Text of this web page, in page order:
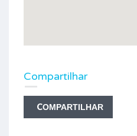
Compartilhar
COMPARTILHAR